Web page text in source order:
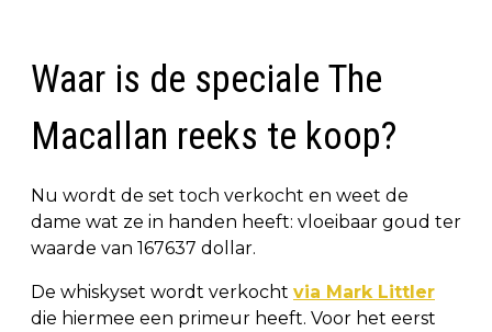
Waar is de speciale The
Macallan reeks te koop?
Nu wordt de set toch verkocht en weet de
dame wat ze in handen heeft: vloeibaar goud ter
waarde van 167637 dollar.
De whiskyset wordt verkocht via Mark Littler
die hiermee een primeur heeft. Voor het eerst